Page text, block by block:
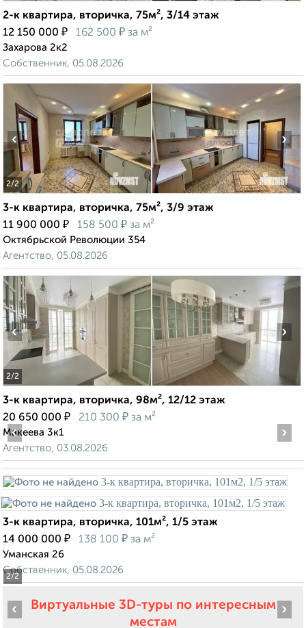
2-к квартира, вторичка, 75м², 3/14 этаж
12 150 000 ₽ 162 500 ₽ за м²
Захарова 2к2
Собственник, 05.08.2026
2/2
‹ ›
3-к квартира, вторичка, 75м², 3/9 этаж
11 900 000 ₽ 158 500 ₽ за м²
Октябрьской Революции 354
Агентство, 05.08.2026
2/2
‹ ›
3-к квартира, вторичка, 98м², 12/12 этаж
20 650 000 ₽ 210 300 ₽ за м²
Макеева 3к1
Агентство, 03.08.2026
2/2
‹ ›
3-к квартира, вторичка, 101м², 1/5 этаж
14 000 000 ₽ 138 100 ₽ за м²
Уманская 26
Собственник, 05.08.2026
Виртуальные 3D-туры по интересным
местам
‹ ›